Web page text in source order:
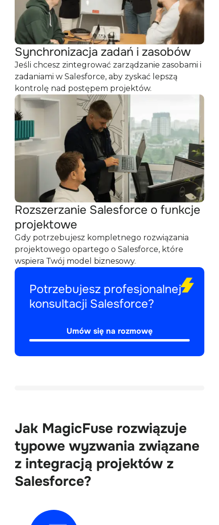
Synchronizacja zadań i zasobów
Jeśli chcesz zintegrować zarządzanie zasobami i
zadaniami w Salesforce, aby zyskać lepszą
kontrolę nad postępem projektów.
Rozszerzanie Salesforce o funkcje
projektowe
Gdy potrzebujesz kompletnego rozwiązania
projektowego opartego o Salesforce, które
wspiera Twój model biznesowy.
Potrzebujesz profesjonalnej
konsultacji Salesforce?
Umów się na rozmowę
Jak MagicFuse rozwiązuje
typowe wyzwania związane
z integracją projektów z
Salesforce?